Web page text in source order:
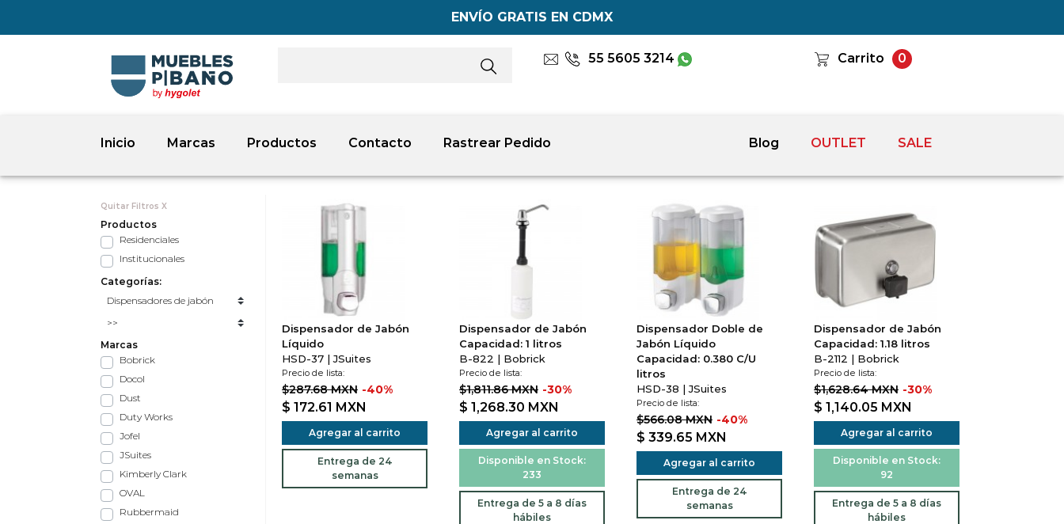
ENVÍO GRATIS EN CDMX
55 5605 3214 Carrito 0
Inicio Marcas Productos Contacto Rastrear Pedido Blog OUTLET SALE
Quitar Filtros X
Productos
Residenciales
Institucionales
Categorías:
Marcas
Bobrick
Docol
Dust
Duty Works
Jofel
JSuites
Kimberly Clark
OVAL
Rubbermaid
Dispensador de Jabón
Líquido
HSD-37 | JSuites
Precio de lista:
$287.68 MXN -40%
$ 172.61 MXN
Agregar al carrito
Entrega de 24
semanas
Dispensador de Jabón
Capacidad: 1 litros
B-822 | Bobrick
Precio de lista:
$1,811.86 MXN -30%
$ 1,268.30 MXN
Agregar al carrito
Disponible en Stock:
233
Entrega de 5 a 8 días
hábiles
Dispensador Doble de
Jabón Líquido
Capacidad: 0.380 C/U
litros
HSD-38 | JSuites
Precio de lista:
$566.08 MXN -40%
$ 339.65 MXN
Agregar al carrito
Entrega de 24
semanas
Dispensador de Jabón
Capacidad: 1.18 litros
B-2112 | Bobrick
Precio de lista:
$1,628.64 MXN -30%
$ 1,140.05 MXN
Agregar al carrito
Disponible en Stock:
92
Entrega de 5 a 8 días
hábiles